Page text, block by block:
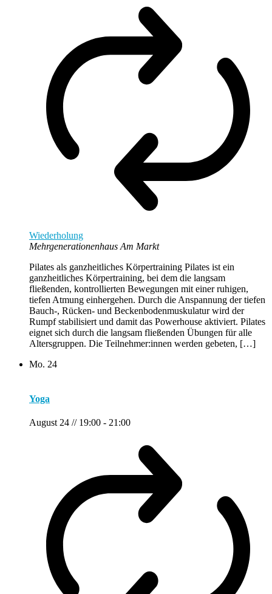
Wiederholung
Mehrgenerationenhaus Am Markt
Pilates als ganzheitliches Körpertraining Pilates ist ein
ganzheitliches Körpertraining, bei dem die langsam
fließenden, kontrollierten Bewegungen mit einer ruhigen,
tiefen Atmung einhergehen. Durch die Anspannung der tiefen
Bauch-, Rücken- und Beckenbodenmuskulatur wird der
Rumpf stabilisiert und damit das Powerhouse aktiviert. Pilates
eignet sich durch die langsam fließenden Übungen für alle
Altersgruppen. Die Teilnehmer:innen werden gebeten, […]
Mo. 24
Yoga
August 24 // 19:00 - 21:00